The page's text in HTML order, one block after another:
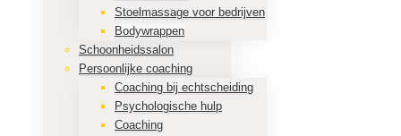
Stoelmassage voor bedrijven
Bodywrappen
Schoonheidssalon
Persoonlijke coaching
Coaching bij echtscheiding
Psychologische hulp
Coaching